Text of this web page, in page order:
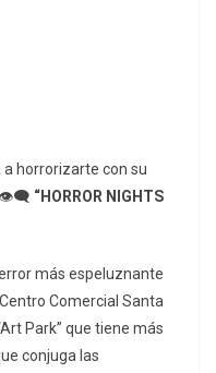
horrorizarte con su
👁‍🗨 “HORROR NIGHTS
más espeluznante
Comercial Santa
Park” que tiene más
conjuga las